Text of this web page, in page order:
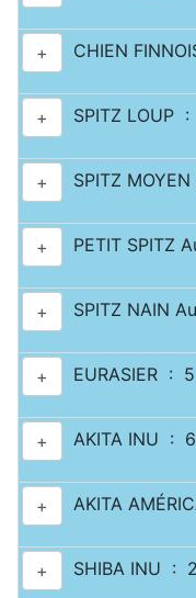
+ CHIEN
+ SPITZ LOUP
+ SPITZ
+ PETIT SPITZ
+ SPITZ NAIN
+ EURASIER :
+ AKITA INU :
+ AKITA
+ SHIBA INU :